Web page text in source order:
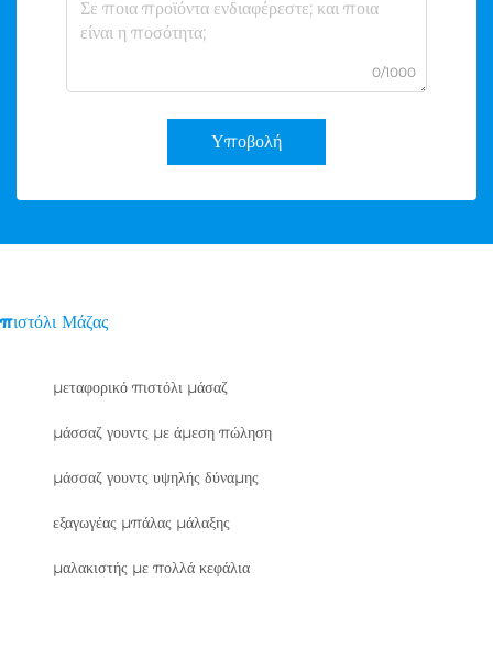
0/1000
Υποβολή
πιστόλι Μάζας
μεταφορικό πιστόλι μάσαζ
μάσσαζ γουντς με άμεση πώληση
μάσσαζ γουντς υψηλής δύναμης
εξαγωγέας μπάλας μάλαξης
μαλακιστής με πολλά κεφάλια